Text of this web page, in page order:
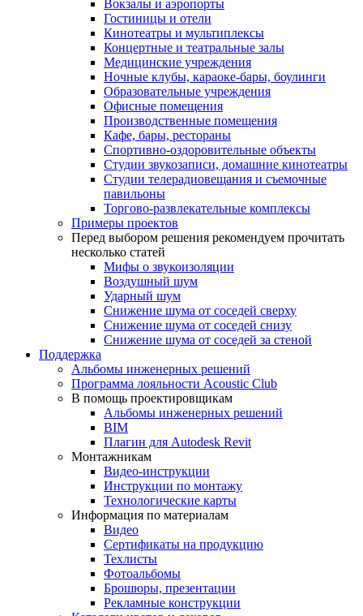
Вокзалы и аэропорты
Гостиницы и отели
Кинотеатры и мультиплексы
Концертные и театральные залы
Медицинские учреждения
Ночные клубы, караоке-бары, боулинги
Образовательные учреждения
Офисные помещения
Производственные помещения
Кафе, бары, рестораны
Спортивно-оздоровительные объекты
Студии звукозаписи, домашние кинотеатры
Студии телерадиовещания и съемочные
павильоны
Торгово-развлекательные комплексы
Примеры проектов
Перед выбором решения рекомендуем прочитать
несколько статей
Мифы о звукоизоляции
Воздушный шум
Ударный шум
Снижение шума от соседей сверху
Снижение шума от соседей снизу
Снижение шума от соседей за стеной
Поддержка
Альбомы инженерных решений
Программа лояльности Acoustic Club
В помощь проектировщикам
Альбомы инженерных решений
BIM
Плагин для Autodesk Revit
Монтажникам
Видео-инструкции
Инструкции по монтажу
Технологические карты
Информация по материалам
Видео
Сертификаты на продукцию
Техлисты
Фотоальбомы
Брошюры, презентации
Рекламные конструкции